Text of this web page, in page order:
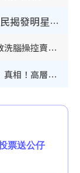
8大最冇禮貌藝人名單被瘋傳！網民揭發明星真面目 一致數臭呢位係無品天花板？
銀行高層「沉船」爆案中案！驚揭邪教洗腦操控賣淫被吞600萬 幕後黑手講多錯多
林芊妤親解12年前「殘廁Gathering」真相！高層解約一句話重創尊嚴至今拒返TVB